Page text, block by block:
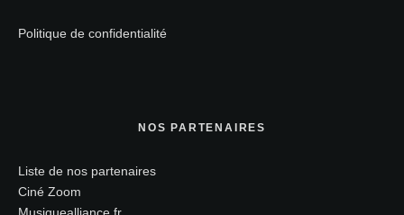
Politique de confidentialité
NOS PARTENAIRES
Liste de nos partenaires
Ciné Zoom